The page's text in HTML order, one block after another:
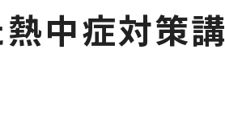
中症対策講